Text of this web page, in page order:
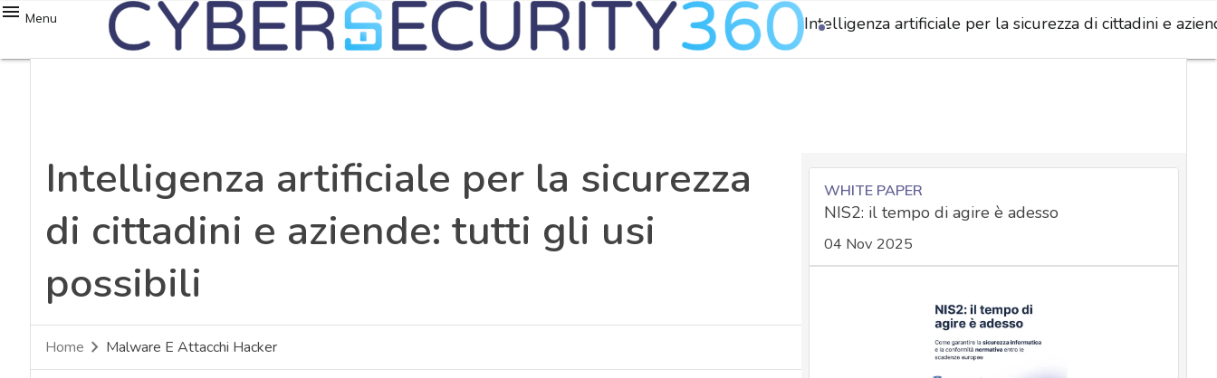
Menu Intelligenza artificiale per la sicurezza di cittadini e
Intelligenza artificiale per la sicurezza
di cittadini e aziende: tutti gli usi
possibili
Home Malware E Attacchi Hacker
WHITE PAPER
NIS2: il tempo di agire è adesso
04 Nov 2025